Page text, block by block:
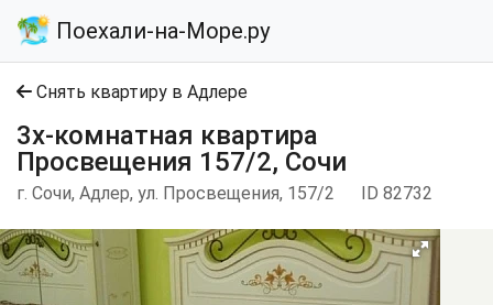
Поехали-на-Море.ру
Снять квартиру в Адлере
3х-комнатная квартира
Просвещения 157/2, Сочи
г. Сочи, Адлер, ул. Просвещения, 157/2 ID 82732